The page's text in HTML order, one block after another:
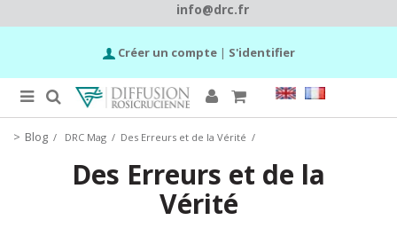
info@drc.fr
Créer un compte | S'identifier
Blog / DRC Mag / Des Erreurs et de la Vérité /
Des Erreurs et de la
Vérité